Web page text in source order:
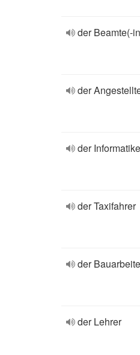
der Beamte(-
der
der
der Taxifahrer
der
der Lehrer